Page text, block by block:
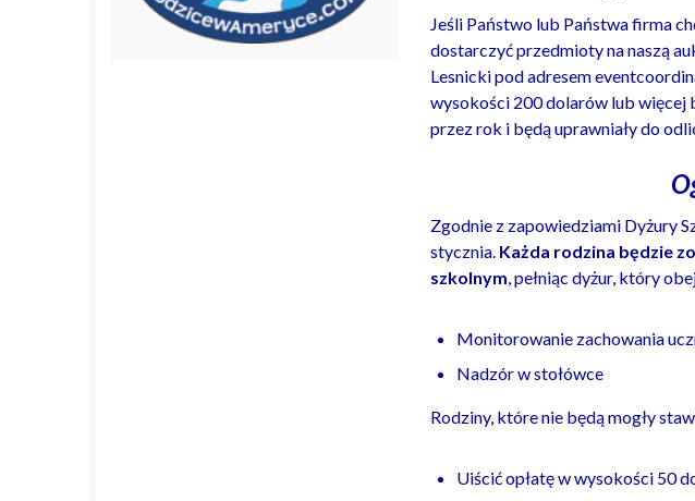
Jeśli Państwo lub Państwa firma
dostarczyć przedmioty na naszą
Lesnicki pod adresem
wysokości 200 dolarów lub więcej
przez rok i będą uprawniały do
Zgodnie z zapowiedziami Dyżury
stycznia. Każda rodzina będzie
szkolnym, pełniąc dyżur, który
Monitorowanie zachowania
Nadzór w stołówce
Rodziny, które nie będą mogły
Uiścić opłatę w wysokości 50